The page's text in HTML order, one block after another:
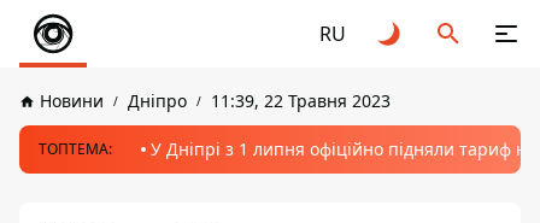
RU
Новини Дніпро 11:39, 22 Травня 2023
ТОПТЕМА: У Дніпрі з 1 липня офіційно підняли тариф